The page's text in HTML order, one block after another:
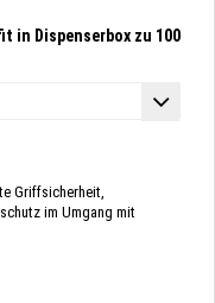
in Dispenserbox zu 100
Griffsicherheit,
im Umgang mit